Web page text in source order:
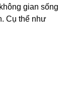
gian sống
Cụ thể như